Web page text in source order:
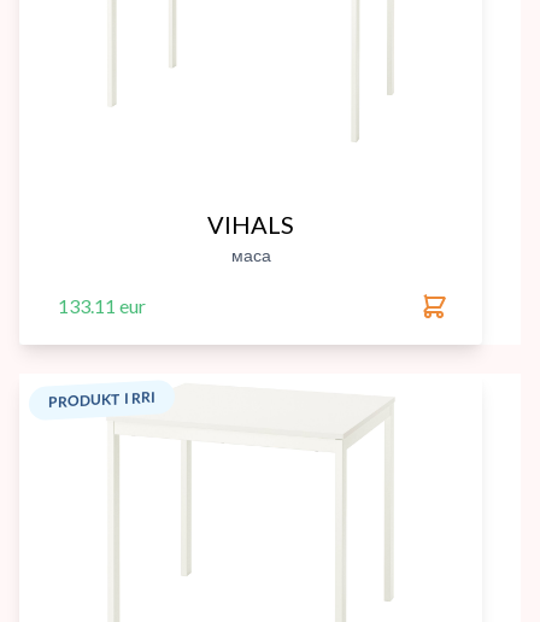
VIHALS
маса
133.11 eur
PRODUKT I RRI